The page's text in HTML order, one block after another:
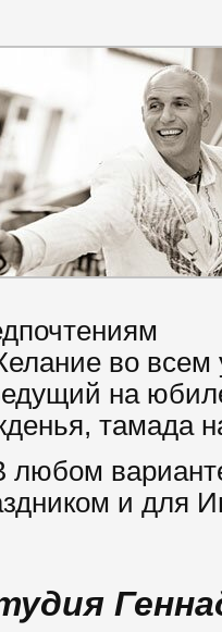
во всем
на
тамада
и для